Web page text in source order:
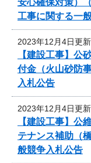
工事に関する一
2023年12月4日更新
【建設工事】
付金（火山砂防
入札公告
2023年12月4日更新
【建設工事】
テナンス補助（
般競争入札公告